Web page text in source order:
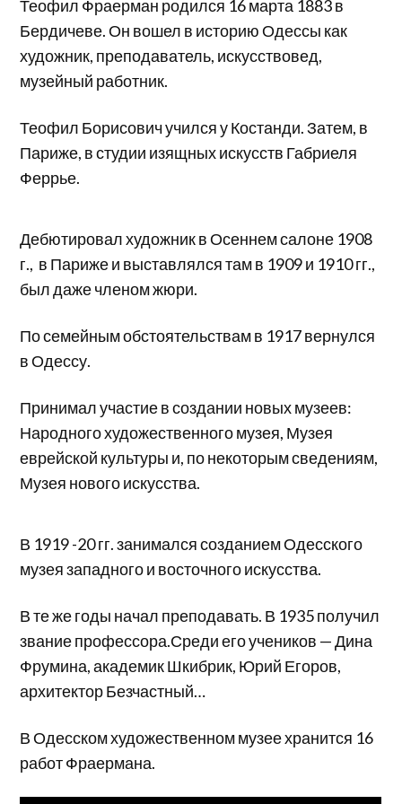
Теофил Фраерман родился 16 марта 1883 в
Бердичеве. Он вошел в историю Одессы как
художник, преподаватель, искусствовед,
музейный работник.
Теофил Борисович учился у Костанди. Затем, в
Париже, в студии изящных искусств Габриеля
Феррье.
Дебютировал художник в Осеннем салоне 1908
г., в Париже и выставлялся там в 1909 и 1910 гг.,
был даже членом жюри.
По семейным обстоятельствам в 1917 вернулся
в Одессу.
Принимал участие в создании новых музеев:
Народного художественного музея, Музея
еврейской культуры и, по некоторым сведениям,
Музея нового искусства.
В 1919 -20 гг. занимался созданием Одесского
музея западного и восточного искусства.
В те же годы начал преподавать. В 1935 получил
звание профессора.Среди его учеников — Дина
Фрумина, академик Шкибрик, Юрий Егоров,
архитектор Безчастный…
В Одесском художественном музее хранится 16
работ Фраермана.